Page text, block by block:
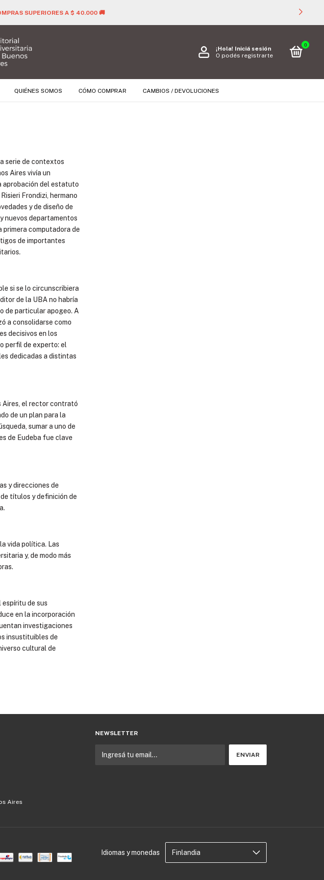
SUPERIORES A $ 40.000 🚚
¡Hola! Iniciá sesión
O podés registrarte
0
QUIÉNES SOMOS CÓMO COMPRAR CAMBIOS / DEVOLUCIONES
serie de contextos
Aires vivía un
aprobación del estatuto
Frondizi, hermano
y de diseño de
nuevos departamentos
computadora de
de importantes
si se lo circunscribiera
de la UBA no habría
de particular apogeo. A
a consolidarse como
decisivos en los
perfil de experto: el
dedicadas a distintas
Aires, el rector contrató
de un plan para la
sumar a uno de
de Eudeba fue clave
y direcciones de
títulos y definición de
vida política. Las
y, de modo más
de sus
en la incorporación
investigaciones
insustituibles de
cultural de
Aires
NEWSLETTER
Idiomas y monedas